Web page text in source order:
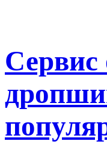
Сервис